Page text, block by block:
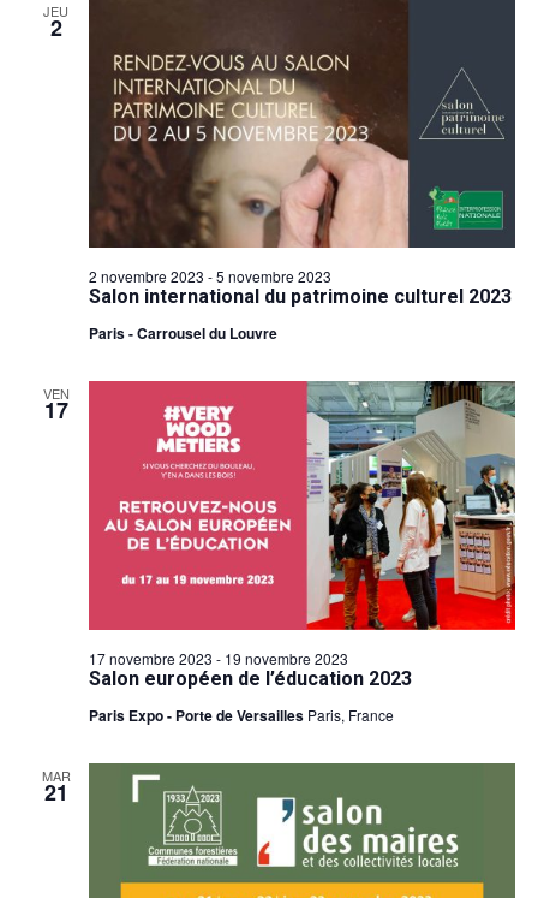
JEU
2
Salon international du patrimoine culturel 2023
2 novembre 2023 -5 novembre 2023
Paris - Carrousel du Louvre
VEN
17
Salon européen de l’éducation 2023
17 novembre 2023 - 19 novembre 2023
Paris Expo - Porte de Versailles Paris, France
MAR
21